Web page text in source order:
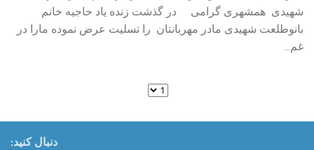
شهیدی همشهری گرامی در گذشت زنده یاد حاجیه خانم
بانوطلعت شهیدی مادر مهربانتان را تسلیت عرض نموده مارا در
غم...
دنبال کنید: